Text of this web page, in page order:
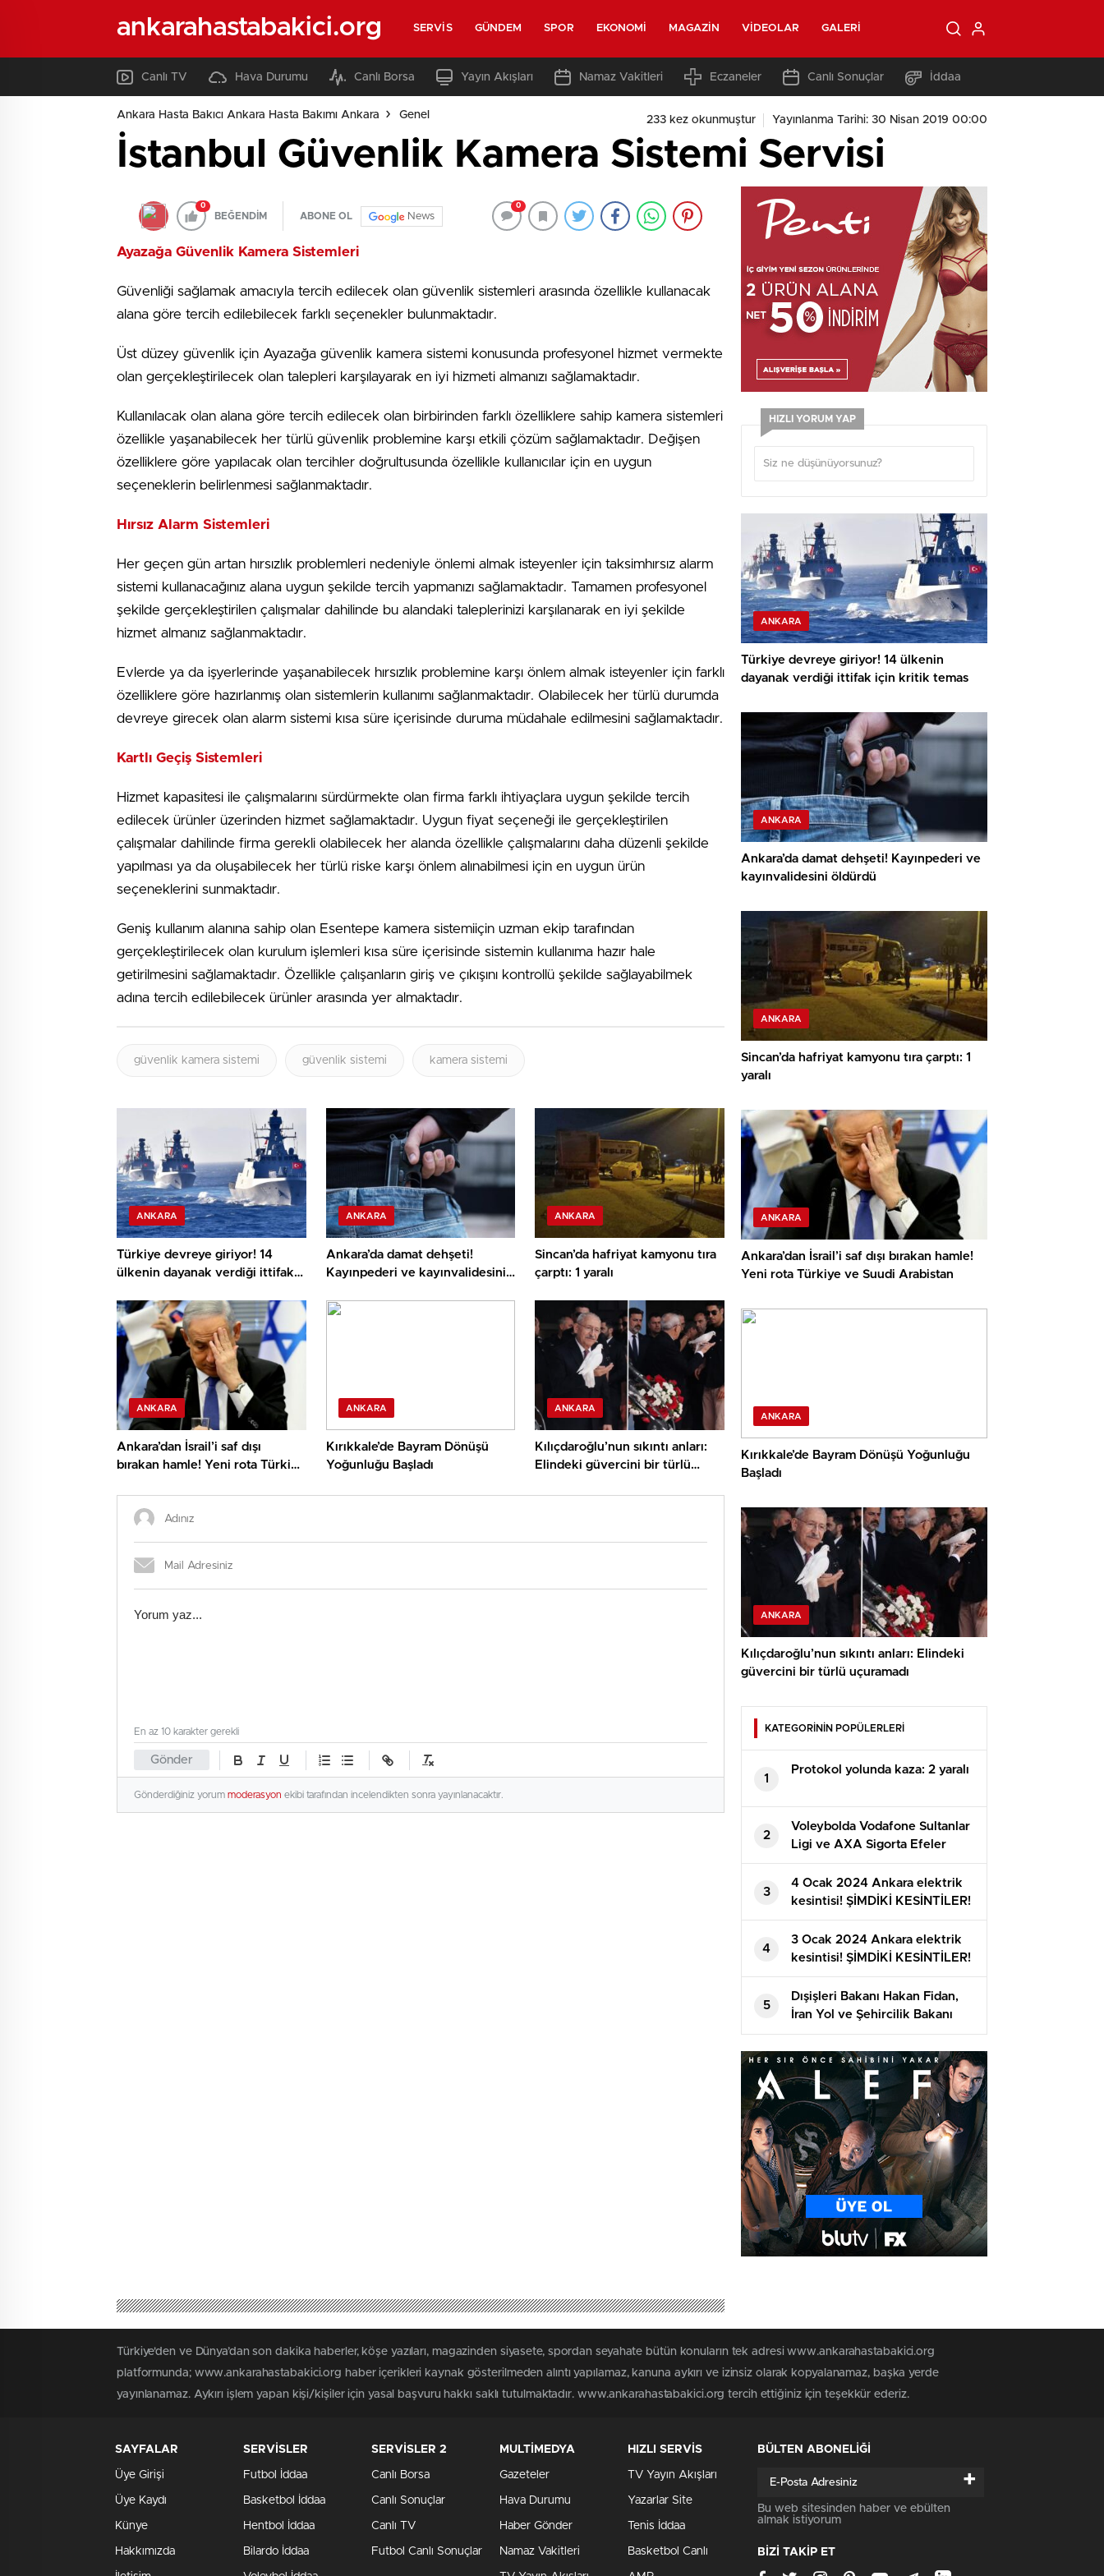
ankarahastabakici.org SERVIS GÜNDEM SPOR EKONOMI MAGAZIN VIDEOLAR GALERI
Canlı TV Hava Durumu Canlı Borsa Yayın Akışları Namaz Vakitleri Eczaneler Canlı Sonuçlar İddaa
Ankara Hasta Bakıcı Ankara Hasta Bakımı Ankara Genel 233 kez okunmuştur Yayınlanma Tarihi: 30 Nisan 2019 00:00
İstanbul Güvenlik Kamera Sistemi Servisi
0
BEĞENDİM ABONE OL News
0
Ayazağa Güvenlik Kamera Sistemleri
Güvenliği sağlamak amacıyla tercih edilecek olan güvenlik sistemleri arasında özellikle kullanacak
alana göre tercih edilebilecek farklı seçenekler bulunmaktadır.
Üst düzey güvenlik için Ayazağa güvenlik kamera sistemi konusunda profesyonel hizmet vermekte
olan gerçekleştirilecek olan talepleri karşılayarak en iyi hizmeti almanızı sağlamaktadır.
Kullanılacak olan alana göre tercih edilecek olan birbirinden farklı özelliklere sahip kamera sistemleri
özellikle yaşanabilecek her türlü güvenlik problemine karşı etkili çözüm sağlamaktadır. Değişen
özelliklere göre yapılacak olan tercihler doğrultusunda özellikle kullanıcılar için en uygun
seçeneklerin belirlenmesi sağlanmaktadır.
Hırsız Alarm Sistemleri
Her geçen gün artan hırsızlık problemleri nedeniyle önlemi almak isteyenler için taksimhırsız alarm
sistemi kullanacağınız alana uygun şekilde tercih yapmanızı sağlamaktadır. Tamamen profesyonel
şekilde gerçekleştirilen çalışmalar dahilinde bu alandaki taleplerinizi karşılanarak en iyi şekilde
hizmet almanız sağlanmaktadır.
Evlerde ya da işyerlerinde yaşanabilecek hırsızlık problemine karşı önlem almak isteyenler için farklı
özelliklere göre hazırlanmış olan sistemlerin kullanımı sağlanmaktadır. Olabilecek her türlü durumda
devreye girecek olan alarm sistemi kısa süre içerisinde duruma müdahale edilmesini sağlamaktadır.
Kartlı Geçiş Sistemleri
Hizmet kapasitesi ile çalışmalarını sürdürmekte olan firma farklı ihtiyaçlara uygun şekilde tercih
edilecek ürünler üzerinden hizmet sağlamaktadır. Uygun fiyat seçeneği ile gerçekleştirilen
çalışmalar dahilinde firma gerekli olabilecek her alanda özellikle çalışmalarını daha düzenli şekilde
yapılması ya da oluşabilecek her türlü riske karşı önlem alınabilmesi için en uygun ürün
seçeneklerini sunmaktadır.
Geniş kullanım alanına sahip olan Esentepe kamera sistemiiçin uzman ekip tarafından
gerçekleştirilecek olan kurulum işlemleri kısa süre içerisinde sistemin kullanıma hazır hale
getirilmesini sağlamaktadır. Özellikle çalışanların giriş ve çıkışını kontrollü şekilde sağlayabilmek
adına tercih edilebilecek ürünler arasında yer almaktadır.
güvenlik kamera sistemi güvenlik sistemi kamera sistemi
ANKARA
Türkiye devreye giriyor! 14
ülkenin dayanak verdiği ittifak
ANKARA
Ankara’da damat dehşeti!
Kayınpederi ve kayınvalidesini
ANKARA
Sincan’da hafriyat kamyonu tıra
çarptı: 1 yaralı
ANKARA
Ankara’dan İsrail’i saf dışı
bırakan hamle! Yeni rota Türkiye
ANKARA
Kırıkkale’de Bayram Dönüşü
Yoğunluğu Başladı
ANKARA
Kılıçdaroğlu’nun sıkıntı anları:
Elindeki güvercini bir türlü
Gönder
En az 10 karakter gerekli
Gönderdiğiniz yorum moderasyon ekibi tarafından incelendikten sonra yayınlanacaktır.
HIZLI YORUM YAP
ANKARA
Türkiye devreye giriyor! 14 ülkenin
dayanak verdiği ittifak için kritik temas
ANKARA
Ankara’da damat dehşeti! Kayınpederi ve
kayınvalidesini öldürdü
ANKARA
Sincan’da hafriyat kamyonu tıra çarptı: 1
yaralı
ANKARA
Ankara’dan İsrail’i saf dışı bırakan hamle!
Yeni rota Türkiye ve Suudi Arabistan
ANKARA
Kırıkkale’de Bayram Dönüşü Yoğunluğu
Başladı
ANKARA
Kılıçdaroğlu’nun sıkıntı anları: Elindeki
güvercini bir türlü uçuramadı
KATEGORİNİN POPÜLERLERİ
1
Protokol yolunda kaza: 2 yaralı
2
Voleybolda Vodafone Sultanlar
Ligi ve AXA Sigorta Efeler
Ligi’nde ikinci yarı başlıyor
3
4 Ocak 2024 Ankara elektrik
kesintisi! ŞİMDİKİ KESİNTİLER!
Ankara’da elektrikler ne vakit
gelecek?
4
3 Ocak 2024 Ankara elektrik
kesintisi! ŞİMDİKİ KESİNTİLER!
Ankara’da elektrikler ne vakit
gelecek?
5
Dışişleri Bakanı Hakan Fidan,
İran Yol ve Şehircilik Bakanı
Mehrdad Bezrpaş’ı Ankara’da
ağırladı
Türkiye'den ve Dünya’dan son dakika haberler, köşe yazıları, magazinden siyasete, spordan seyahate bütün konuların tek adresi www.ankarahastabakici.org
platformunda; www.ankarahastabakici.org haber içerikleri kaynak gösterilmeden alıntı yapılamaz, kanuna aykırı ve izinsiz olarak kopyalanamaz, başka yerde
yayınlanamaz. Aykırı işlem yapan kişi/kişiler için yasal başvuru hakkı saklı tutulmaktadır. www.ankarahastabakici.org tercih ettiğiniz için teşekkür ederiz.
SAYFALAR
Üye Girişi
Üye Kaydı
Künye
Hakkımızda
SERVİSLER
Futbol İddaa
Basketbol İddaa
Hentbol İddaa
Bilardo İddaa
SERVİSLER 2
Canlı Borsa
Canlı Sonuçlar
Canlı TV
Futbol Canlı Sonuçlar
MULTİMEDYA
Gazeteler
Hava Durumu
Haber Gönder
Namaz Vakitleri
HIZLI SERVİS
TV Yayın Akışları
Yazarlar Site
Tenis İddaa
Basketbol Canlı
BÜLTEN ABONELİĞİ
+
Bu web sitesinden haber ve ebülten
almak istiyorum
BİZİ TAKİP ET